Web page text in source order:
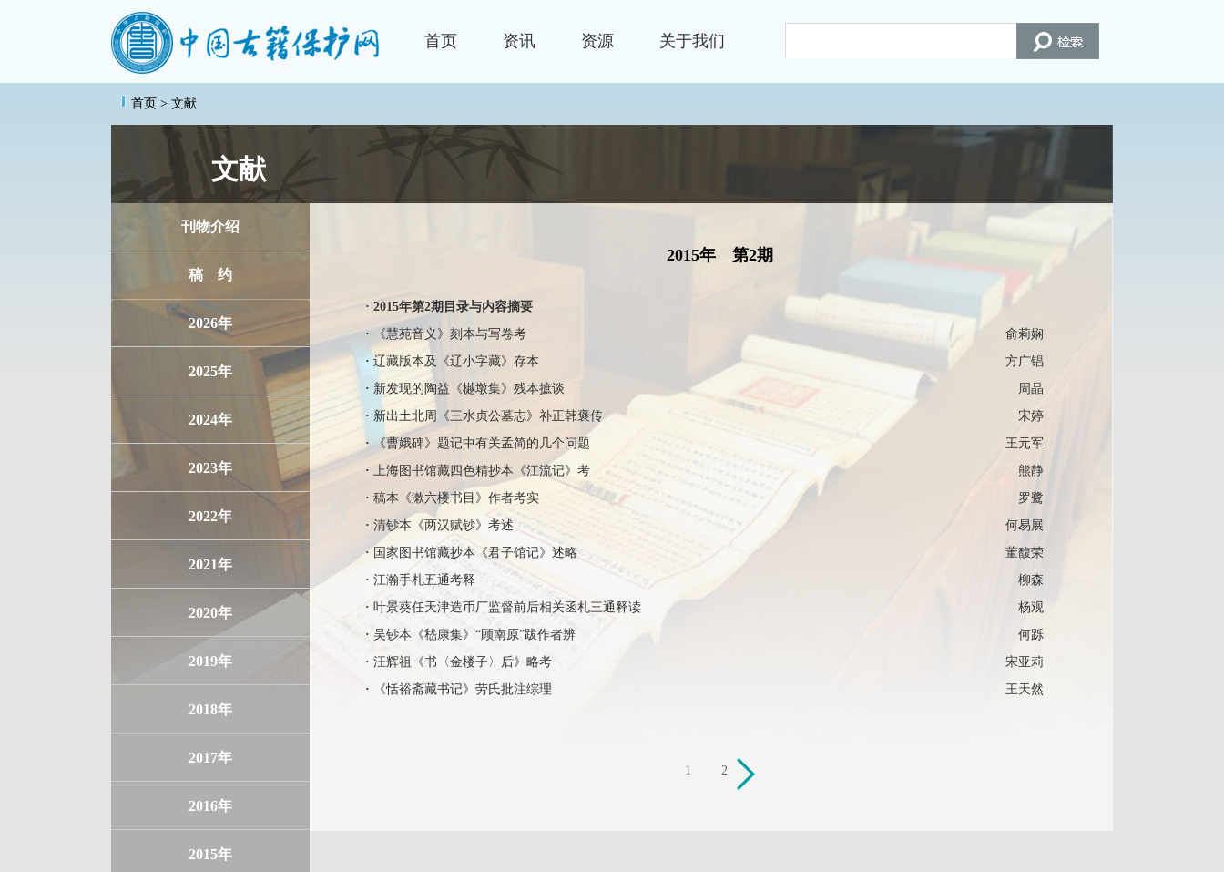
首页 资讯 资源 关于我们
首页 > 文献
文献
刊物介绍
稿 约
2026年
2025年
2024年
2023年
2022年
2021年
2020年
2019年
2018年
2017年
2016年
2015年
2015年 第2期
· 2015年第2期目录与内容摘要
· 《慧苑音义》刻本与写卷考
俞莉娴
· 辽藏版本及《辽小字藏》存本
方广锠
· 新发现的陶益《樾墩集》残本摭谈
周晶
· 新出土北周《三水贞公墓志》补正韩褒传
宋婷
· 《曹娥碑》题记中有关孟简的几个问题
王元军
· 上海图书馆藏四色精抄本《江流记》考
熊静
· 稿本《漱六楼书目》作者考实
罗鹭
· 清钞本《两汉赋钞》考述
何易展
·国家图书馆藏抄本《君子馆记》述略
董馥荣
· 江瀚手札五通考释
柳森
· 叶景葵任天津造币厂监督前后相关函札三通释读
杨观
· 吴钞本《嵇康集》“顾南原”跋作者辨
何跞
· 汪辉祖《书〈金楼子〉后》略考
宋亚莉
· 《恬裕斋藏书记》劳氏批注综理 王天然
1 2
下